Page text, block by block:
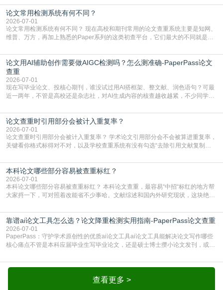
但很多人忽略了，AI生成的内容天生带有重复风险——训练AI的数据集本身就包
含大量已公开的学术内容、网络原创内容，AI输出内容时很容易无意识拼接出重
复片
论文常用检测系统有何不同？
2026-07-01
论文常用检测系统有何不同？ 现在高校和期刊常用的论文查重系统主要是知网、
维普、万方，再加上熟悉的Paper系列的这类初查平台，它们最大的不同就是数
查数值误导。知网（CNKI）是学校定稿检测的绝对主流。本科用PMLC，含大学
生联合比对库，能比历届学长论文，硕博用VIP/TMLC，含学术论文联合比对
库，期刊投稿用AMLMC/SML
论文用AI辅助创作需要做AIGC检测吗？怎么测准确-PaperPass论文
查重
2026-07-01
现在写毕业论文、投核心期刊，谁没试过用AI搭框架、整文献、润色语句？可最
近一两年，不管是高校还是杂志社，对AI生成内容的核查越收越紧，不少同学投
真的太亏。提前做AIGC检测，已经成了很多过来人交稿前必做的一步。为什么
AIGC检测成了论文答辩投稿前的必备项？可能还有不少人觉得，我就用AI搭了个
框架，内容都是自己写的，至于做AIG
论文查重时引用部分会被计入重复率？
2026-07-01
论文查重时引用部分会被计入重复率？ 学术论文引用部分会不会被算进重复率，
关键看你格式标得对不对，以及学校查重系统有没有勾选“去除引用文献复制
独占一行，每条文献用[1][2]方括号编号、与正文一一对应，著录项符合GB/T
7714（作者、题名、刊名、年、卷期、页码齐全，标点用半角）；查重系统识别
成功后通常把这段标为引用，
本科论文哪些部分容易被查重标红？
2026-07-01
本科论文哪些部分容易被查重标红？ 本科论文查重，最容易“中招“标红的地方帮
大家捋一下，可对照着改能省不少事哈。文献综述和国内外研究现状，这块绝对
乎一模一样的话，你要是直接复制百度百科、教材或别人写好的综述段落，系统
一抓一个准，整段飘红。研究背景、意义和方法描述也是不可避免，比如“本文采
用问卷调查法““运用SPSS软件进行数据分
靠谱ai论文工具怎么选？论文降重检测实用指南-PaperPass论文查重
2026-07-01
PaperPass：守护学术原创性的优质ai论文工具ai论文工具能解决论文写作哪些
核心痛点不管是本科应届毕业生写毕业论文，还是硕士博士攒小论文发刊，或是
自己逐句读逐句改，熬好几个大夜不说，还经常改不到点上，交上去才发现重复
率超标，再返工太折腾。现在有了成熟的ai论文工具，这些痛点基本都能高效解
决。靠谱的ai论文工具，不止能帮你梳查看更多 >